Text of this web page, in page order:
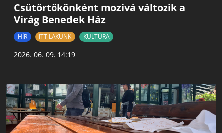
Csütörtökönként mozivá változik a
Virág Benedek Ház
HÍR ITT LAKUNK KULTÚRA
2026. 06. 09. 14:19